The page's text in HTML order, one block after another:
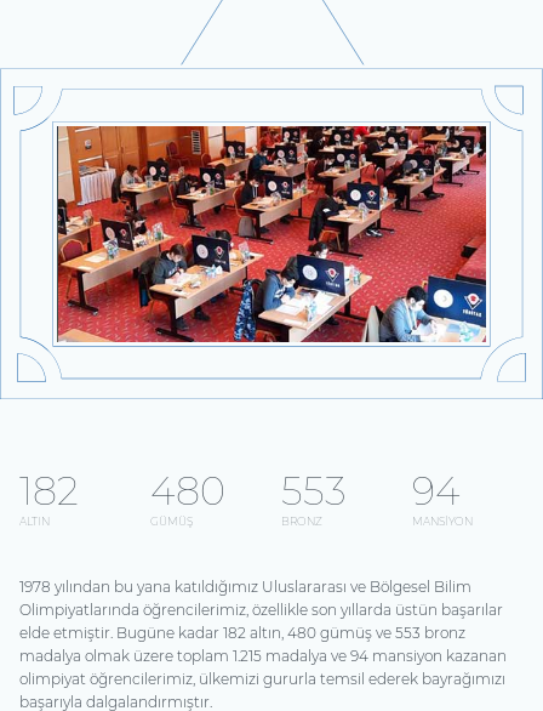
182
ALTIN
480
GÜMÜŞ
553
BRONZ
94
MANSİYON
1978 yılından bu yana katıldığımız Uluslararası ve Bölgesel Bilim
Olimpiyatlarında öğrencilerimiz, özellikle son yıllarda üstün başarılar
elde etmiştir. Bugüne kadar 182 altın, 480 gümüş ve 553 bronz
madalya olmak üzere toplam 1.215 madalya ve 94 mansiyon kazanan
olimpiyat öğrencilerimiz, ülkemizi gururla temsil ederek bayrağımızı
başarıyla dalgalandırmıştır.